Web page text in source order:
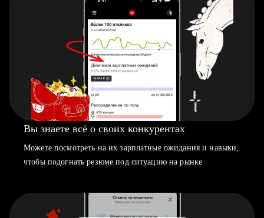
Вы знаете всё о своих конкурентах
Можете посмотреть на их зарплатные ожидания и навыки,
чтобы подогнать резюме под ситуацию на рынке